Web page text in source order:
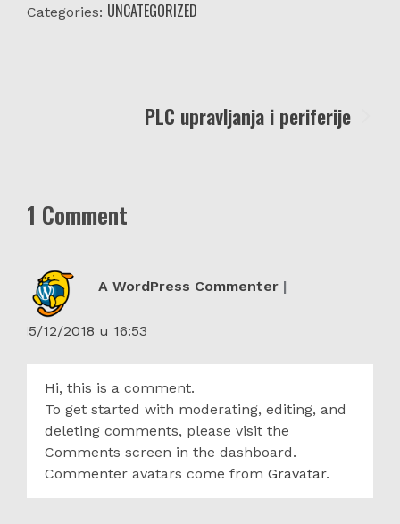
Categories: UNCATEGORIZED
NavigacijaPLC upravljanja i periferije
1 Comment
A WordPress Commenter
15/12/2018 u 16:53
Hi, this is a comment.
To get started with moderating, editing, and
deleting comments, please visit the
Comments screen in the dashboard.
Commenter avatars come from Gravatar.